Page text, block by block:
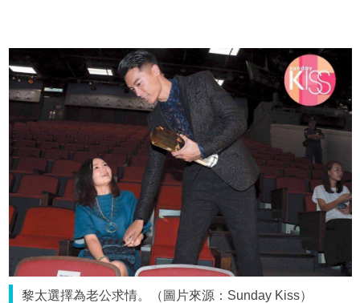
黎太選擇為老公求情。（圖片來源：Sunday Kiss）